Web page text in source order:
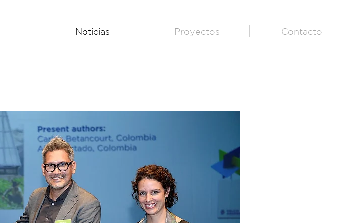
Noticias Proyectos Contacto